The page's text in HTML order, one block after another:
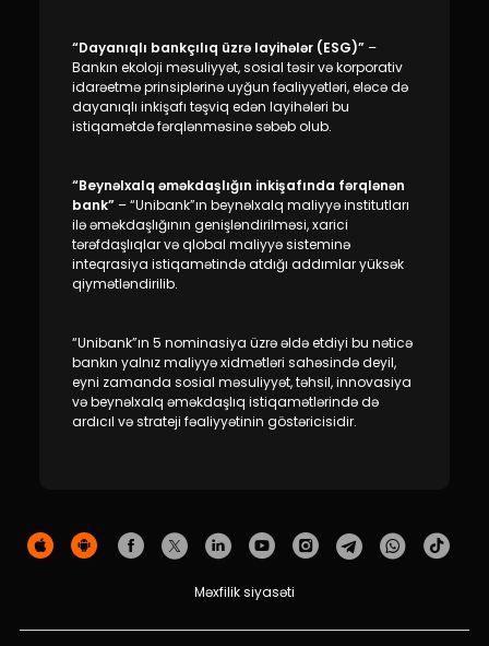
“Dayanıqlı bankçılıq üzrə layihələr (ESG)” –
Bankın ekoloji məsuliyyət, sosial təsir və korporativ
idarəetmə prinsiplərinə uyğun fəaliyyətləri, eləcə də
dayanıqlı inkişafı təşviq edən layihələri bu
istiqamətdə fərqlənməsinə səbəb olub.
“Beynəlxalq əməkdaşlığın inkişafında fərqlənən
bank” – “Unibank”ın beynəlxalq maliyyə institutları
ilə əməkdaşlığının genişləndirilməsi, xarici
tərəfdaşlıqlar və qlobal maliyyə sisteminə
inteqrasiya istiqamətində atdığı addımlar yüksək
qiymətləndirilib.
“Unibank”ın 5 nominasiya üzrə əldə etdiyi bu nəticə
bankın yalnız maliyyə xidmətləri sahəsində deyil,
eyni zamanda sosial məsuliyyət, təhsil, innovasiya
və beynəlxalq əməkdaşlıq istiqamətlərində də
ardıcıl və strateji fəaliyyətinin göstəricisidir.
Məxfilik siyasəti